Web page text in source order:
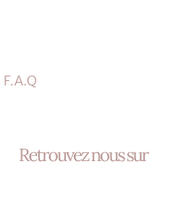
F.A.Q
Retrouvez nous sur